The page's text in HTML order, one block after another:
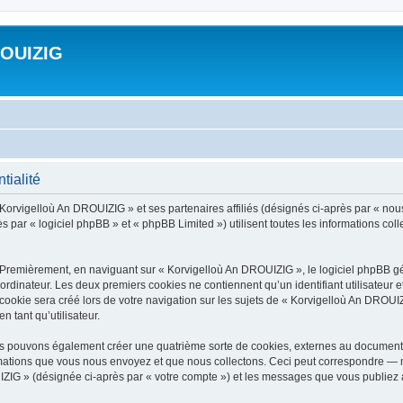
An DROUIZIG » et ses partenaires affiliés (désignés ci-après par «
par « logiciel phpBB » et « phpBB Limited ») utilisent toutes les informations
en naviguant sur « Korvigelloù An DROUIZIG », le logiciel phpBB
Les deux premiers cookies ne contiennent qu’un identifiant utilisateur
sera créé lors de votre navigation sur les sujets de « Korvigelloù An
tant qu’utilisateur.
également créer une quatrième sorte de cookies, externes au
que vous nous envoyez et que nous collectons. Ceci peut correspondre
» (désignée ci-après par « votre compte ») et les messages que vous